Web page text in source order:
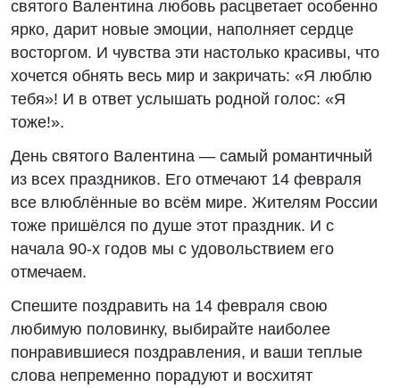
святого Валентина любовь расцветает особенно
ярко, дарит новые эмоции, наполняет сердце
восторгом. И чувства эти настолько красивы, что
хочется обнять весь мир и закричать: «Я люблю
тебя»! И в ответ услышать родной голос: «Я
тоже!».
День святого Валентина — самый романтичный
из всех праздников. Его отмечают 14 февраля
все влюблённые во всём мире. Жителям России
тоже пришёлся по душе этот праздник. И с
начала 90-х годов мы с удовольствием его
отмечаем.
Спешите поздравить на 14 февраля свою
любимую половинку, выбирайте наиболее
понравившиеся поздравления, и ваши теплые
слова непременно порадуют и восхитят